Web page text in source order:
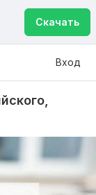
Скачать
Вход